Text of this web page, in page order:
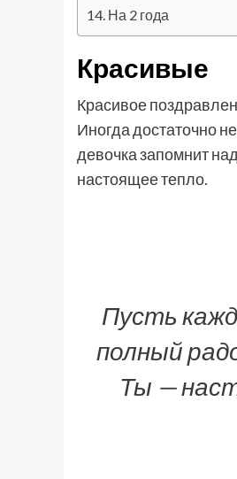
На 2 года
Красивые
Красивое
Иногда достаточно
девочка запомнит
настоящее тепло.
Пусть
полный
Ты —